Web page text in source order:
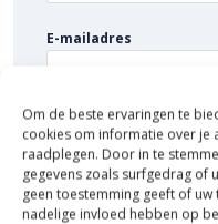
Om de beste ervaringen te
cookies om informatie over je
raadplegen. Door in te
gegevens zoals surfgedrag of
geen toestemming geeft of
nadelige invloed hebben op
E-mailadres